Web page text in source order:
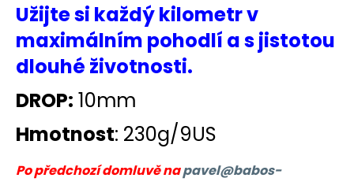
Užijte si každý kilometr v
maximálním pohodlí a s jistotou
dlouhé životnosti.
DROP: 10mm
Hmotnost: 230g/9US
Po předchozí domluvě napavel@babos-